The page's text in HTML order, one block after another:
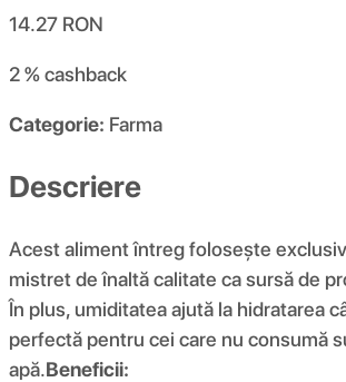
14.27 RON
2 %cashback
Categorie: Farma
Descriere
Acest aliment întreg folosește
mistret de înaltă calitate ca sursă de
În plus, umiditatea ajută la hidratarea
perfectă pentru cei care nu consumă
apă.Beneficii: